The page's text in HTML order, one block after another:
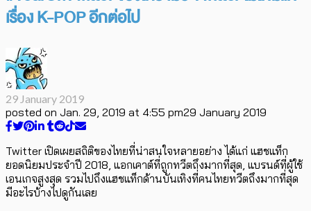
เรื่อง K-POP อีกต่อไป
29 January 2019
posted on Jan. 29, 2019 at 4:55 pm29 January 2019
Twitter เปิดเผยสถิติของไทยที่น่าสนใจหลายอย่าง ได้แก่ แฮชแท็ก
ยอดนิยมประจำปี 2018, แอกเคาต์ที่ถูกทวีตถึงมากที่สุด, แบรนด์ที่ผู้ใช้
เอนเกจสูงสุด รวมไปถึงแฮชแท็กด้านบันเทิงที่คนไทยทวีตถึงมากที่สุด
มีอะไรบ้างไปดูกันเลย